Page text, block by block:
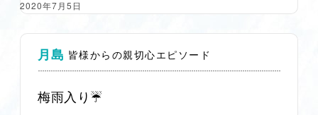
2020年7月5日
月島 皆様からの親切心エピソード
梅雨入り☔